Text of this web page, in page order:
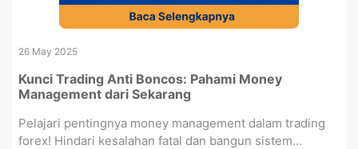
26 May 2025
Kunci Trading Anti Boncos: Pahami Money
Management dari Sekarang
Pelajari pentingnya money management dalam trading
forex! Hindari kesalahan fatal dan bangun sistem...